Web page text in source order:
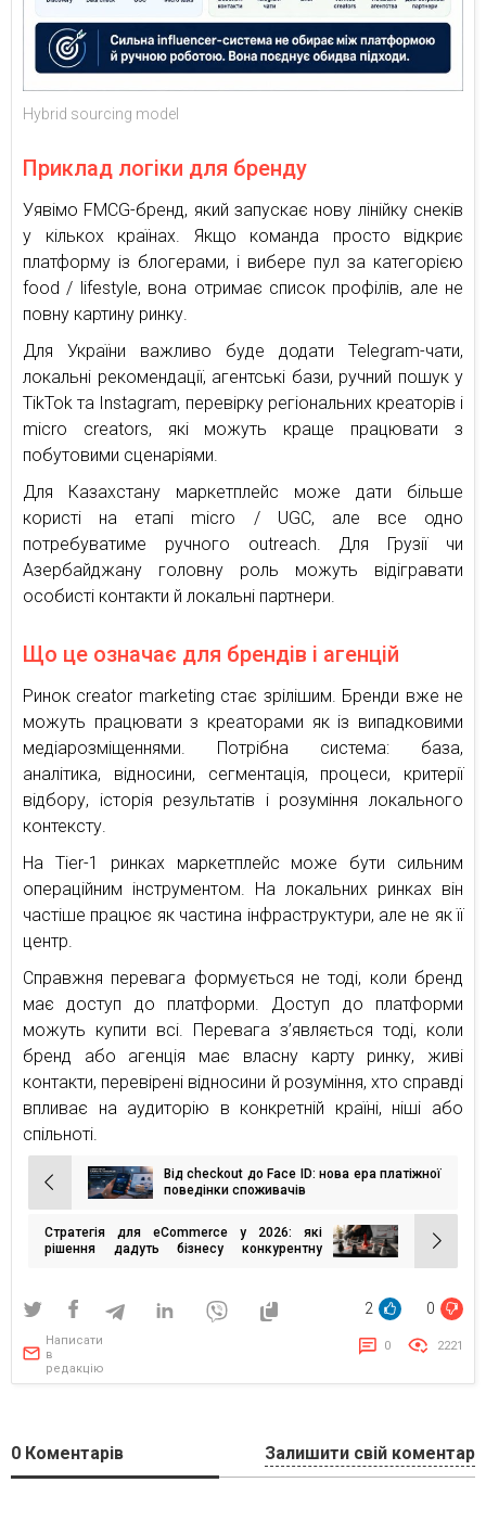
Hybrid sourcing model
Приклад логіки для бренду
Уявімо FMCG-бренд, який запускає нову лінійку снеків
у кількох країнах. Якщо команда просто відкриє
платформу із блогерами, і вибере пул за категорією
food / lifestyle, вона отримає список профілів, але не
повну картину ринку.
Для України важливо буде додати Telegram-чати,
локальні рекомендації, агентські бази, ручний пошук у
TikTok та Instagram, перевірку регіональних креаторів і
micro creators, які можуть краще працювати з
побутовими сценаріями.
Для Казахстану маркетплейс може дати більше
користі на етапі micro / UGC, але все одно
потребуватиме ручного outreach. Для Грузії чи
Азербайджану головну роль можуть відігравати
особисті контакти й локальні партнери.
Що це означає для брендів і агенцій
Ринок creator marketing стає зрілішим. Бренди вже не
можуть працювати з креаторами як із випадковими
медіарозміщеннями. Потрібна система: база,
аналітика, відносини, сегментація, процеси, критерії
відбору, історія результатів і розуміння локального
контексту.
На Tier-1 ринках маркетплейс може бути сильним
операційним інструментом. На локальних ринках він
частіше працює як частина інфраструктури, але не як її
центр.
Справжня перевага формується не тоді, коли бренд
має доступ до платформи. Доступ до платформи
можуть купити всі. Перевага з’являється тоді, коли
бренд або агенція має власну карту ринку, живі
контакти, перевірені відносини й розуміння, хто справді
впливає на аудиторію в конкретній країні, ніші або
спільноті.
Навігація
записів
Від checkout до Face ID: нова ера платіжної
поведінки споживачів
Стратегія для eCommerce у 2026: які
рішення дадуть бізнесу конкурентну
2 0
Написати
в
редакцію
0 2221
0 Коментарів Залишити свій коментар